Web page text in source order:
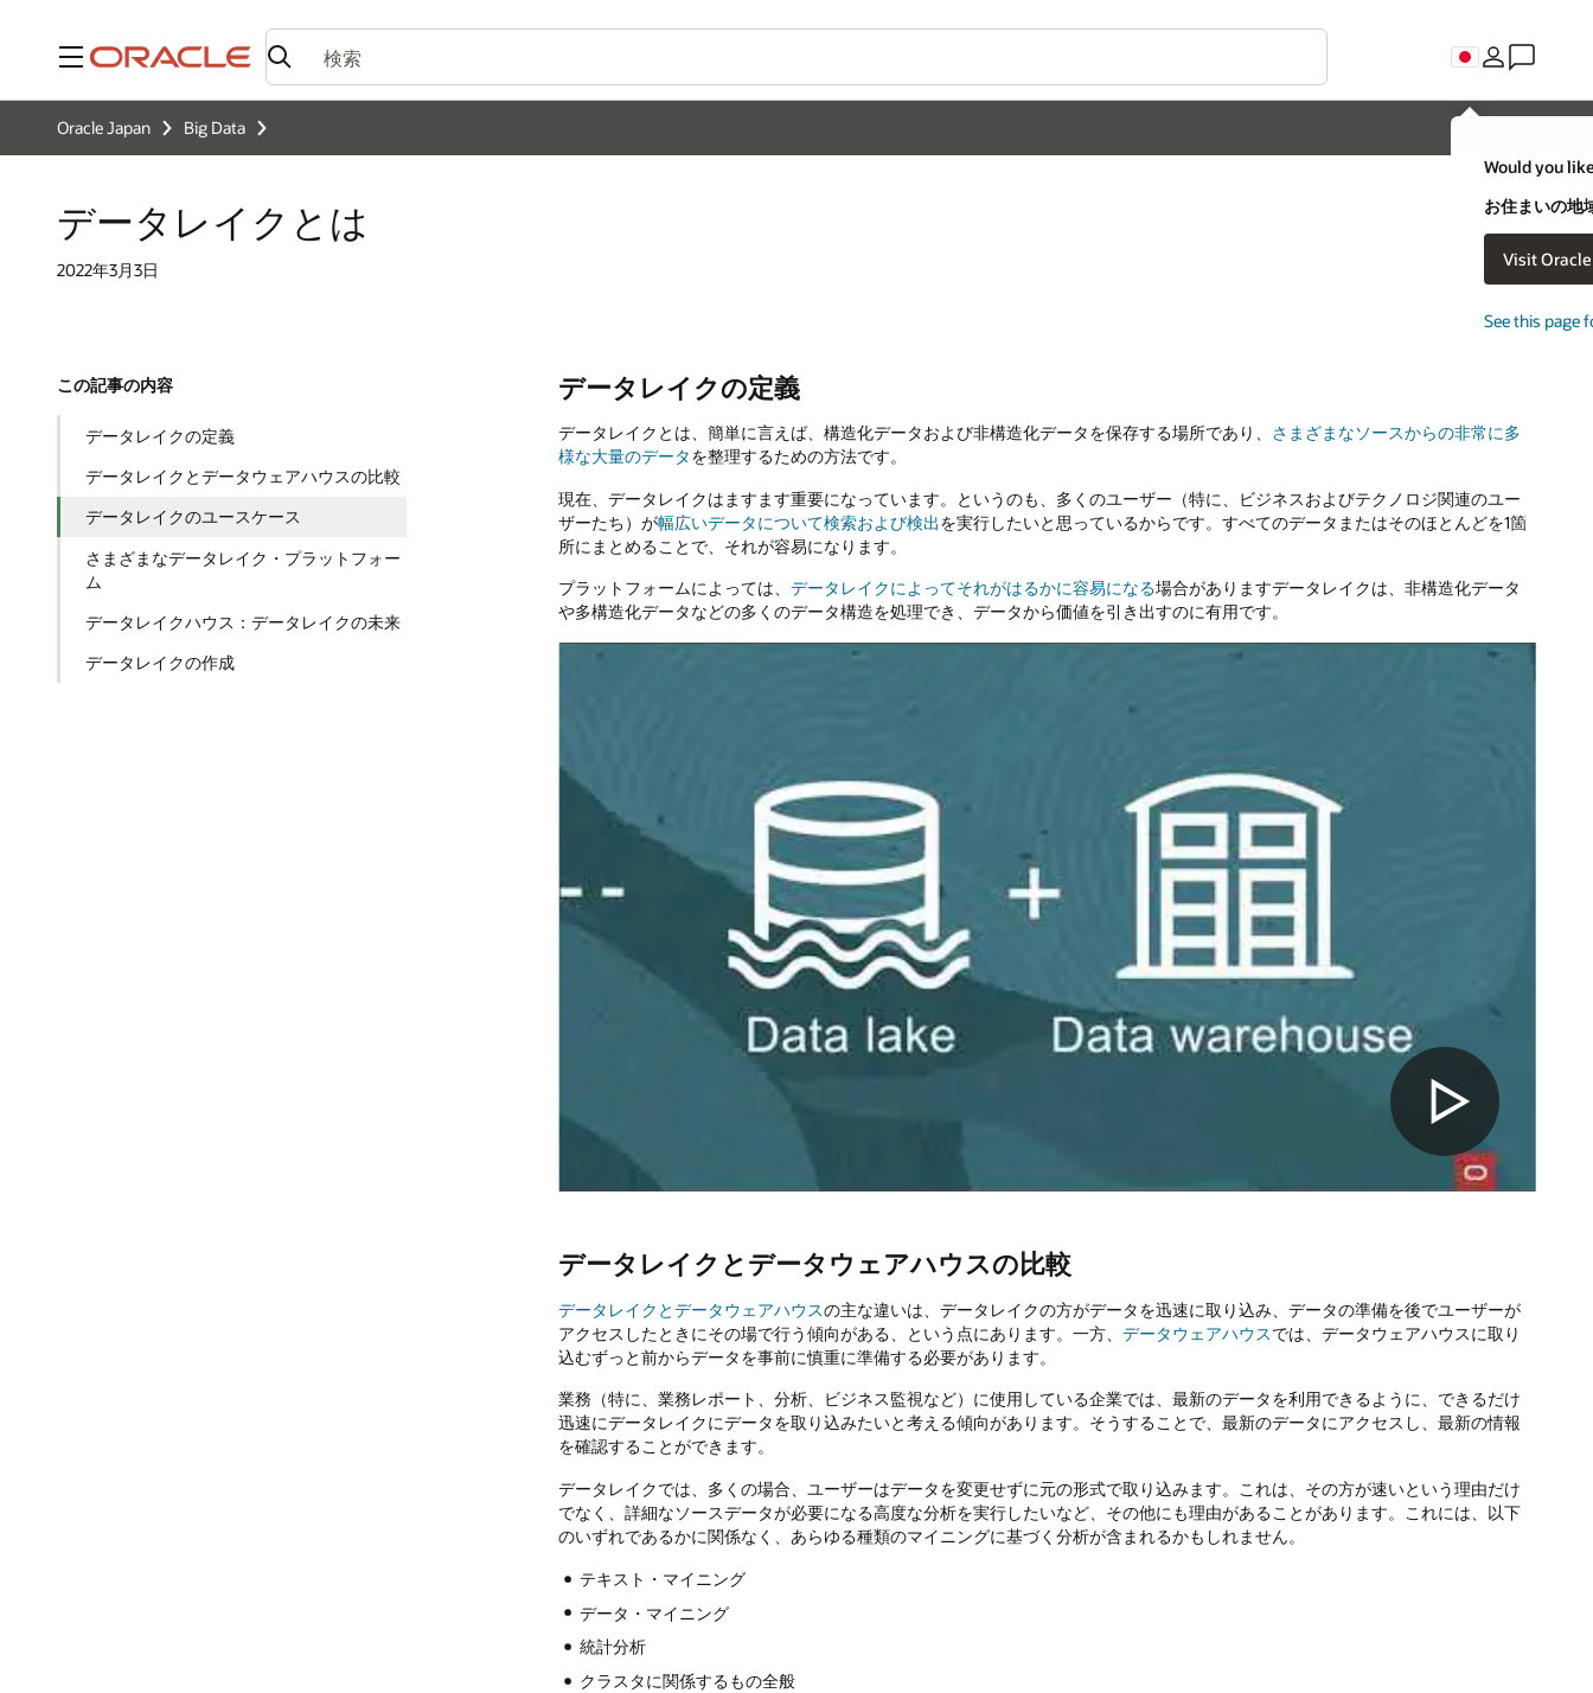
メニュー
Would you
お住まいの地
Visit
See this page
Oracle Japan Big Data
データレイクとは
2022年3月3日
この記事の内容
データレイクの定義
データレイクとデータウェアハウスの比較
データレイクのユースケース
さまざまなデータレイク・プラットフォー
ム
データレイクハウス：データレイクの未来
データレイクの作成
データレイクの定義
データレイクとは、簡単に言えば、構造化データおよび非構造化データを保存する場所であり、 さまざまなソースからの非常に多
様な大量のデータを整理するための方法です。
現在、データレイクはますます重要になっています。というのも、多くのユーザー（特に、ビジネスおよびテクノロジ関連のユー
ザーたち）が幅広いデータについて検索および検出を実行したいと思っているからです。すべてのデータまたはそのほとんどを1箇
所にまとめることで、それが容易になります。
プラットフォームによっては、データレイクによってそれがはるかに容易になる場合がありますデータレイクは、非構造化データ
や多構造化データなどの多くのデータ構造を処理でき、データから価値を引き出すのに有用です。
データレイクとデータウェアハウスの比較
データレイクとデータウェアハウスの主な違いは、データレイクの方がデータを迅速に取り込み、データの準備を後でユーザーが
アクセスしたときにその場で行う傾向がある、という点にあります。一方、データウェアハウスでは、データウェアハウスに取り
込むずっと前からデータを事前に慎重に準備する必要があります。
業務（特に、業務レポート、分析、ビジネス監視など）に使用している企業では、最新のデータを利用できるように、できるだけ
迅速にデータレイクにデータを取り込みたいと考える傾向があります。そうすることで、最新のデータにアクセスし、最新の情報
を確認することができます。
データレイクでは、多くの場合、ユーザーはデータを変更せずに元の形式で取り込みます。これは、その方が速いという理由だけ
でなく、詳細なソースデータが必要になる高度な分析を実行したいなど、その他にも理由があることがあります。これには、以下
のいずれであるかに関係なく、あらゆる種類のマイニングに基づく分析が含まれるかもしれません。
テキスト・マイニング
データ・マイニング
統計分析
クラスタに関係するもの全般